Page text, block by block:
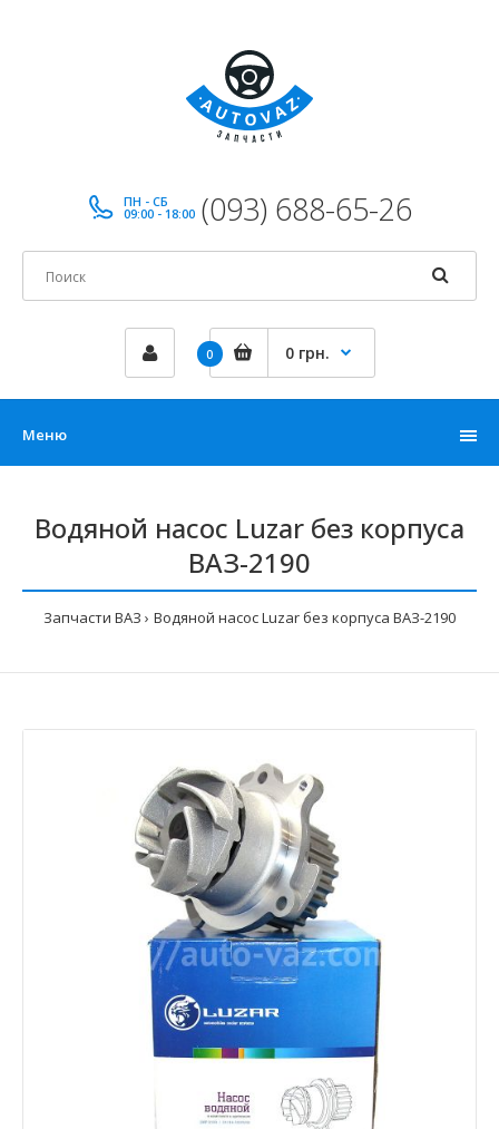
ПН - СБ
09:00 - 18:00 (093) 688-65-26
0 0 грн.
Меню
Водяной насос Luzar без корпуса
ВАЗ-2190
Запчасти ВАЗ Водяной насос Luzar без корпуса ВАЗ-2190